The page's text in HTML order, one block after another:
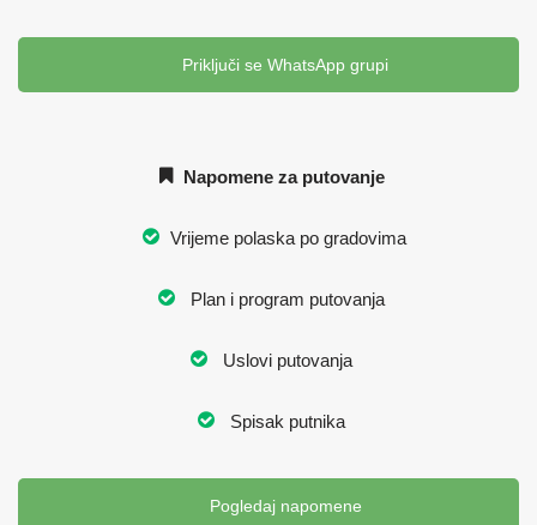
Priključi se WhatsApp grupi
Napomene za putovanje
Vrijeme polaska po gradovima
Plan i program putovanja
Uslovi putovanja
Spisak putnika
Pogledaj napomene